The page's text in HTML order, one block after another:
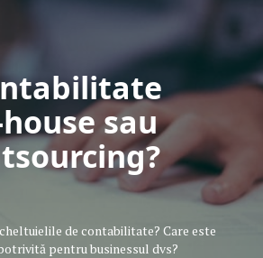
sau
de contabilitate? Care este
pentru businessul dvs?